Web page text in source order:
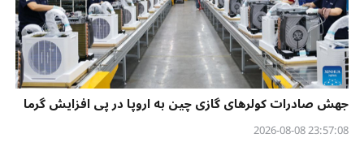
جهش صادرات کولرهای گازی چین به اروپا در پی افزایش گرما
23:57:08 2026-08-08